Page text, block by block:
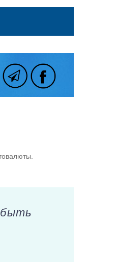
быть